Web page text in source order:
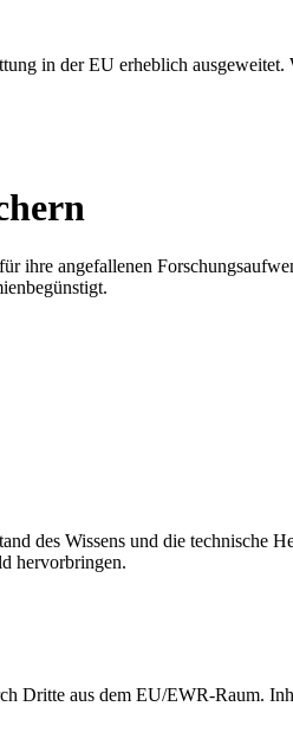
in der EU erheblich ausgeweitet.
angefallenen
des Wissens und die technische
hervorbringen.
Dritte aus dem EU/EWR-Raum.